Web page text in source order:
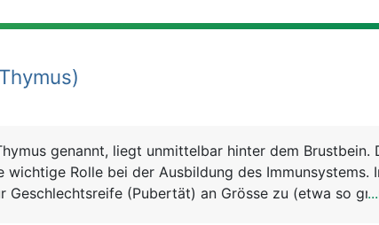
genannt, liegt unmittelbar hinter dem Brustbein.
wichtige Rolle bei der Ausbildung des Immunsystems.
Geschlechtsreife (Pubertät) an Grösse zu (etwa so